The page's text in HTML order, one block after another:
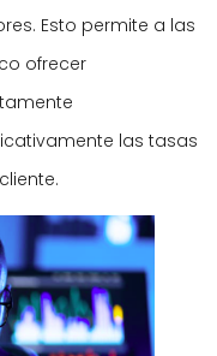
Esto permite a las
ofrecer
las tasas